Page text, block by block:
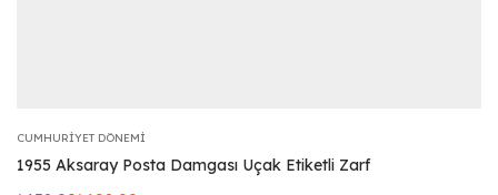
CUMHURIYET DÖNEMI
1955 Aksaray Posta Damgası Uçak Etiketli Zarf